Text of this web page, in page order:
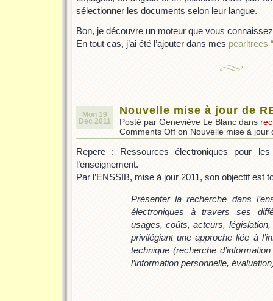
sélectionner les documents selon leur langue.
Bon, je découvre un moteur que vous
En tout cas, j’ai été l’ajouter dans mes pearltrees
Mon 19
Dec 2011
Nouvelle mise à jour de
Posté par Geneviève Le Blanc dans
Comments Off on Nouvelle mise à jour
Repere : Ressources électroniques pour
l’enseignement.
Par l’ENSSIB, mise à jour 2011, son objectif est
Présenter la recherche dans
électroniques à travers ses
usages, coûts, acteurs,
privilégiant une approche liée à
technique (recherche
l’information personnelle,